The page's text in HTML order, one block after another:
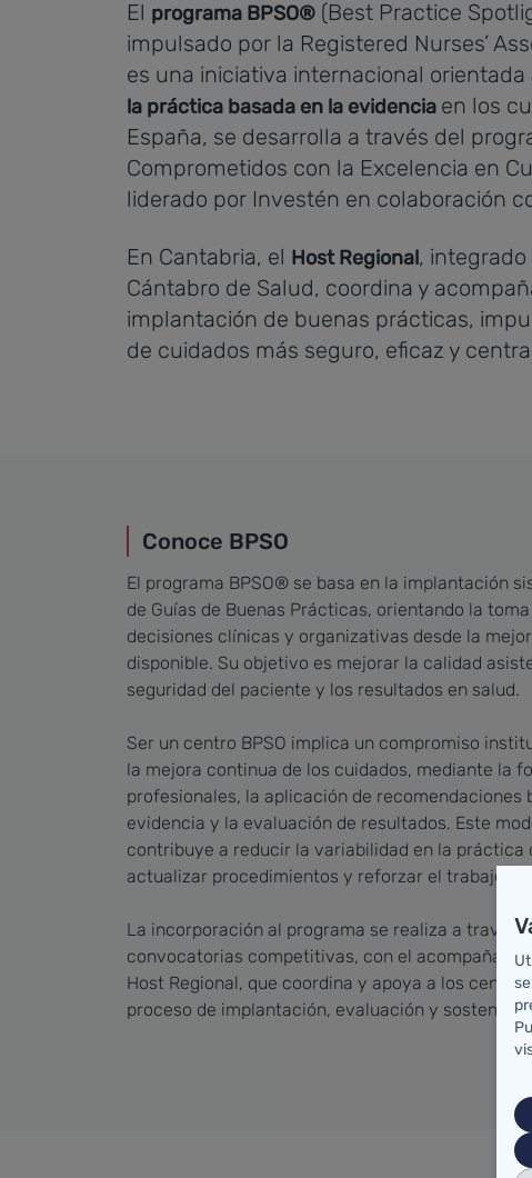
El programa BPSO® (Best Practice
impulsado por la Registered Nurses’
es una iniciativa internacional orientada
la práctica basada en la evidencia en los
España, se desarrolla a través del
Comprometidos con la Excelencia en
liderado por Investén en colaboración
En Cantabria, el Host Regional, integrado
Cántabro de Salud, coordina y
implantación de buenas prácticas,
de cuidados más seguro, eficaz y
Conoce BPSO
El programa BPSO® se basa en la implantación
de Guías de Buenas Prácticas, orientando la toma
decisiones clínicas y organizativas desde la
disponible. Su objetivo es mejorar la calidad
seguridad del paciente y los resultados en salud.
Ser un centro BPSO implica un compromiso
la mejora continua de los cuidados, mediante la
profesionales, la aplicación de recomendaciones
evidencia y la evaluación de resultados. Este
contribuye a reducir la variabilidad en la práctica
actualizar procedimientos y reforzar el trabajo en
La incorporación al programa se realiza a través
convocatorias competitivas, con el
Host Regional, que coordina y apoya a los
proceso de implantación, evaluación y